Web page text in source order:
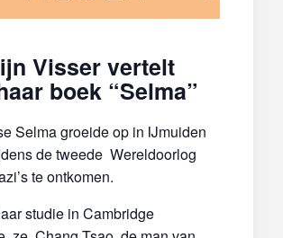
Visser vertelt
boek “Selma”
Selma groeide op in IJmuiden
de tweede Wereldoorlog
te ontkomen.
studie in Cambridge